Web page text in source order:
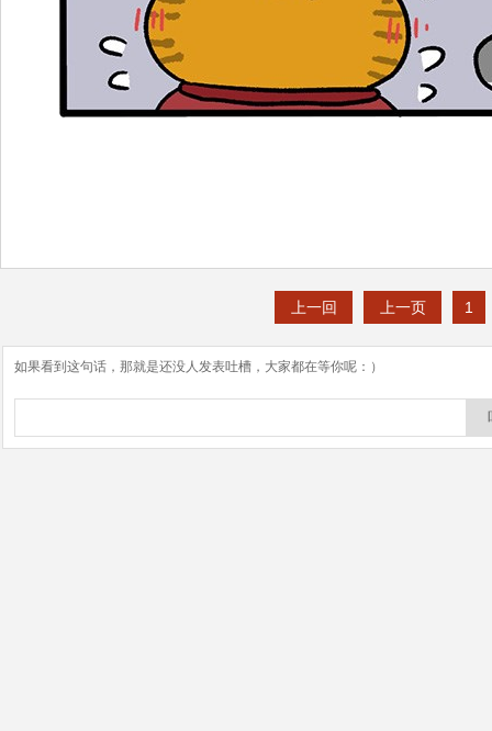
上一回 上一页 1
如果看到这句话，那就是还没人发表吐槽，大家都在等你呢：）